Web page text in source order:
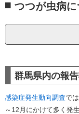
文 つつが虫病
群馬県内の報
感染症発生動向調査で
～12月にかけて多く発